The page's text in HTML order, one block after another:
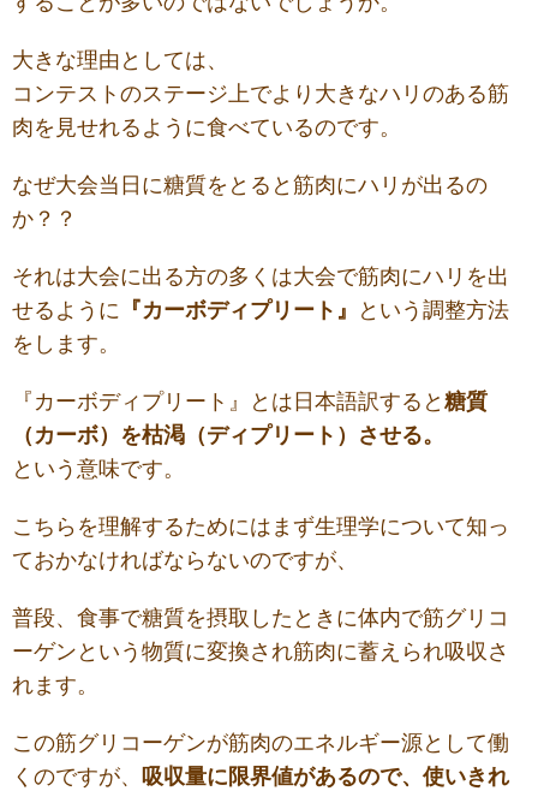
大きな理由としては、
コンテストのステージ上でより大きなハリのある筋
肉を見せれるように食べているのです。
なぜ大会当日に糖質をとると筋肉にハリが出るの
か？？
それは大会に出る方の多くは大会で筋肉にハリを出
せるように 『カーボディプリート』
という調整方法
をします。
『カーボディプリート』とは日本語訳すると 糖質
（カーボ）を枯渇（ディプリート ） させる。
という意味です。
こちらを理解するためにはまず生理学について知っ
ておかなければならないのですが、
普段、食事で糖質を摂取したときに体内で筋グリコ
ーゲンという物質に変換され筋肉に蓄えられ吸収さ
れます。
この筋グリコーゲンが筋肉のエネルギー源として働
くのですが、 吸収量に限界値があるので、使いきれ